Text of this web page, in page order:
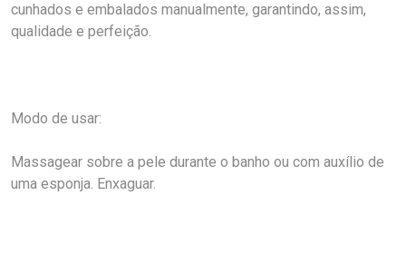
cunhados e embalados manualmente, garantindo, assim,
qualidade e perfeição.
Modo de usar:
Massagear sobre a pele durante o banho ou com auxílio de
uma esponja. Enxaguar.